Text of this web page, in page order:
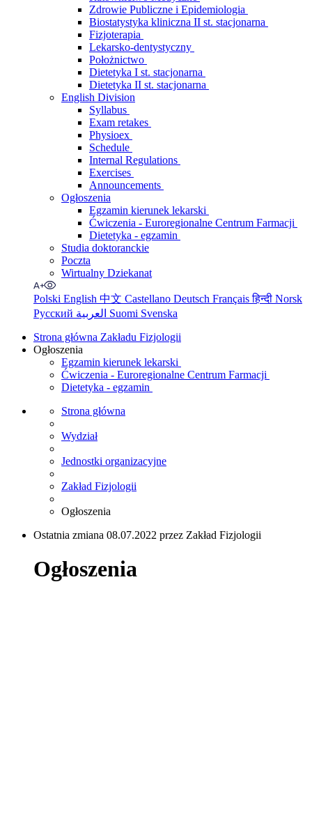
Zdrowie Publiczne i Epidemiologia
Biostatystyka kliniczna II st. stacjonarna
Fizjoterapia
Lekarsko-dentystyczny
Położnictwo
Dietetyka I st. stacjonarna
Dietetyka II st. stacjonarna
English Division
Syllabus
Exam retakes
Physioex
Schedule
Internal Regulations
Exercises
Announcements
Ogłoszenia
Egzamin kierunek lekarski
Ćwiczenia - Euroregionalne Centrum Farmacji
Dietetyka - egzamin
Studia doktoranckie
Poczta
Wirtualny Dziekanat
Polski English 中文 Castellano Deutsch Françaisहिन्दी Norsk
Русский
Suomi Svenska
Strona główna Zakładu Fizjologii
Ogłoszenia
Egzamin kierunek lekarski
Ćwiczenia - Euroregionalne Centrum Farmacji
Dietetyka - egzamin
Strona główna
Wydział
Jednostki organizacyjne
Zakład Fizjologii
Ogłoszenia
Ostatnia zmiana 08.07.2022 przez Zakład Fizjologii
Ogłoszenia